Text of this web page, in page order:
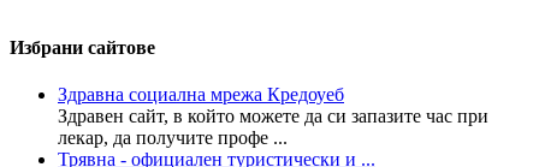
Избрани сайтове
Здравна социална мрежа Кредоуеб
Здравен сайт, в който можете да си запазите час при
лекар, да получите профе ...
Трявна - официален туристически и ...